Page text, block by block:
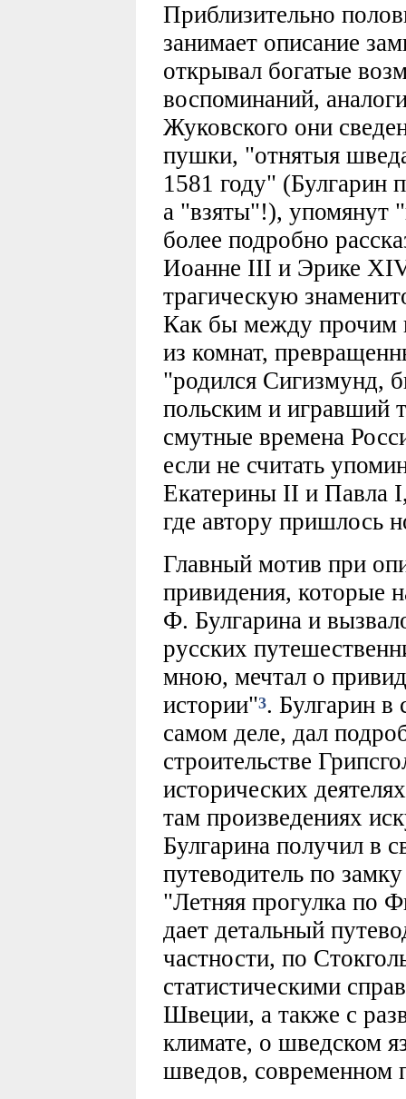
Приблизительно
занимает описание
открывал богатые
воспоминаний,
Жуковского они
пушки, "отнятыя
1581 году" (Булгарин
а "взяты"!), упомянут
более подробно
Иоанне III и Эрике
трагическую
Как бы между прочим
из комнат,
"родился Сигизмунд,
польским и игравший
смутные времена
если не считать
Екатерины II и Павла
где автору пришлось
Главный мотив при
привидения, которые
Ф. Булгарина и
русских
мною, мечтал о
истории"3. Булгарин в
самом деле, дал
строительстве
исторических
там произведениях
Булгарина получил в
путеводитель по
"Летняя прогулка по
дает детальный
частности, по
статистическими
Швеции, а также с
климате, о шведском
шведов, современном